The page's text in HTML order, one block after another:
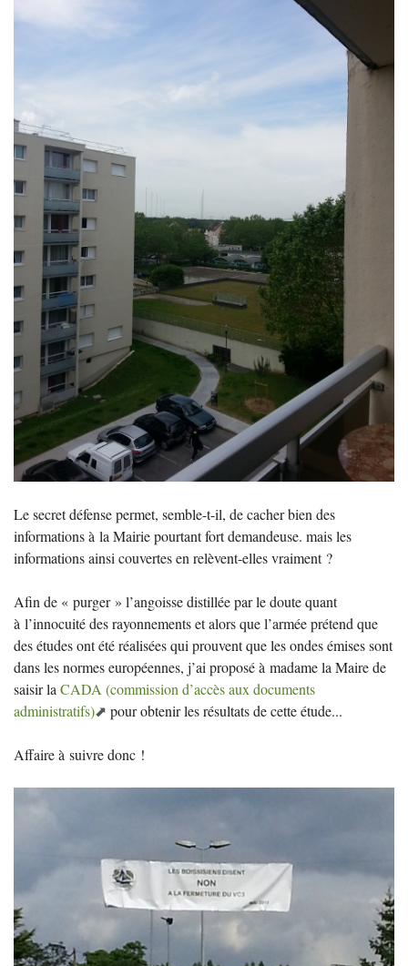
Le secret défense permet, semble-t-il, de cacher bien des
informations à la Mairie pourtant fort demandeuse. mais les
informations ainsi couvertes en relèvent-elles vraiment ?
Afin de « purger » l’angoisse distillée par le doute quant
à l’innocuité des rayonnements et alors que l’armée prétend que
des études ont été réalisées qui prouvent que les ondes émises sont
dans les normes européennes, j’ai proposé à madame la Maire de
saisir laCADA (commission d’accès aux documents
administratifs)
pour obtenir les résultats de cette étude...
Affaire à suivre donc !